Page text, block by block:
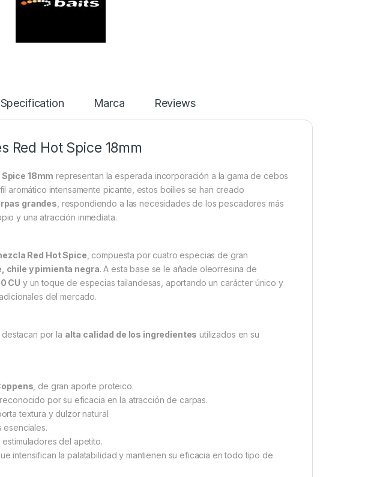
Specification Marca Reviews
Red Hot Spice 18mm
18mm representan la esperada incorporación a la gama de cebos
aromático intensamente picante, estos boilies se han creado
grandes , respondiendo a las necesidades de los pescadores más
y una atracción inmediata.
Red Hot Spice , compuesta por cuatro especias de gran
chile y pimienta negra. A esta base se le añade oleorresina de
CU y un toque de especias tailandesas, aportando un carácter único y
del mercado.
por la alta calidad de los ingredientes utilizados en su
, de gran aporte proteico.
, reconocido por su eficacia en la atracción de carpas.
textura y dulzor natural.
esenciales.
del apetito.
intensifican la palatabilidad y mantienen su eficacia en todo tipo de